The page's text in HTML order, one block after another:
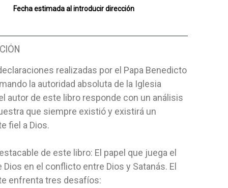
Fecha estimada al introducir dirección
realizadas por el Papa Benedicto
la autoridad absoluta de la Iglesia
autor de este libro responde con un análisis
que siempre existió y existirá un
fiel a Dios.
de este libro: El papel que juega el
Dios en el conflicto entre Dios y Satanás. El
enfrenta tres desafíos: